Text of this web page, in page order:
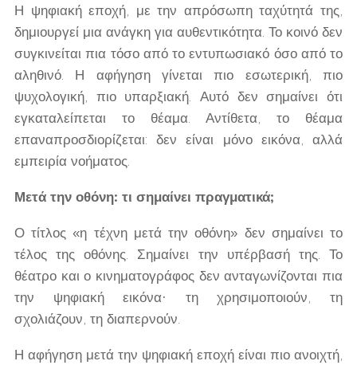
Η ψηφιακή εποχή, με την απρόσωπη ταχύτητά της,
δημιουργεί μια ανάγκη για αυθεντικότητα. Το κοινό δεν
συγκινείται πια τόσο από το εντυπωσιακό όσο από το
αληθινό. Η αφήγηση γίνεται πιο εσωτερική, πιο
ψυχολογική, πιο υπαρξιακή. Αυτό δεν σημαίνει ότι
εγκαταλείπεται το θέαμα. Αντίθετα, το θέαμα
επαναπροσδιορίζεται: δεν είναι μόνο εικόνα, αλλά
εμπειρία νοήματος.
Μετά την οθόνη: τι σημαίνει πραγματικά;
Ο τίτλος «η τέχνη μετά την οθόνη» δεν σημαίνει το
τέλος της οθόνης. Σημαίνει την υπέρβασή της. Το
θέατρο και ο κινηματογράφος δεν ανταγωνίζονται πια
την ψηφιακή εικόνα· τη χρησιμοποιούν, τη
σχολιάζουν, τη διαπερνούν.
Η αφήγηση μετά την ψηφιακή εποχή είναι πιο ανοιχτή,